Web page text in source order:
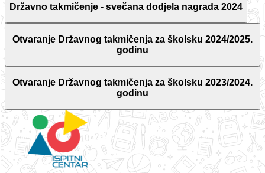
Državno takmičenje - svečana dodjela nagrada 2024
Otvaranje Državnog takmičenja za školsku 2024/2025.
godinu
Otvaranje Državnog takmičenja za školsku 2023/2024.
godinu